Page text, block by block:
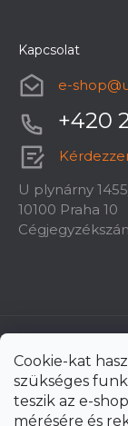
Cookie-kat
szükséges
teszik az e-
mérésére és
Kapcsolat
e-shop@
+420
U plynárny
10100 Praha 10